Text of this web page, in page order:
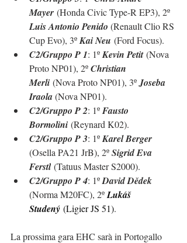
Mayer (Honda Civic Type-R EP3), 2º
Luis Antonio Penido (Renault Clio RS
Cup Evo), 3º Kai Neu (Ford Focus).
C2/Gruppo P 1: 1º Kevin Petit (Nova
Proto NP01), 2º Christian
Merli (Nova Proto NP01), 3º Joseba
Iraola (Nova NP01).
C2/Gruppo P 2: 1º Fausto
Bormolini (Reynard K02).
C2/Gruppo P 3: 1º Karel Berger
(Osella PA21 JrB), 2º Sigrid Eva
Ferstl (Tatuus Master S2000).
C2/Gruppo P 4: 1º David Dědek
(Norma M20FC), 2º Lukáš
Studený (Ligier JS 51).
La prossima gara EHC sarà in Portogallo